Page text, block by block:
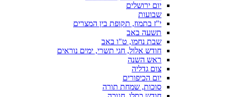
יום ירושלים
שבועות
י"ז בתמוז, תקופת בין המצרים
תשעה באב
שבת נחמו, ט"ו באב
חודש אלול, חגי תשרי, ימים נוראים
ראש השנה
צום גדליה
יום הכיפורים
סוכות, שמחת תורה